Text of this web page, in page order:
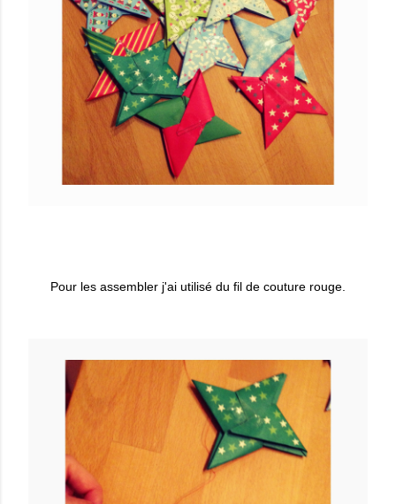
Pour les assembler j'ai utilisé du fil de couture rouge.